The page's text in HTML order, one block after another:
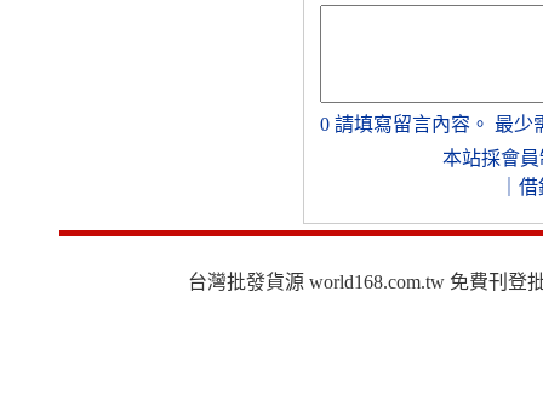
0 請填寫留言內容。 最少
本站採會員
借
台灣批發貨源 world168.com.tw 免費刊登